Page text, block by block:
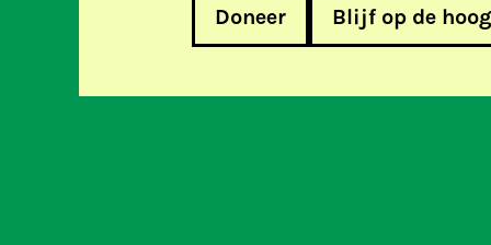
Doneer Blijf op de